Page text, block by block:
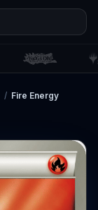
/ Fire Energy